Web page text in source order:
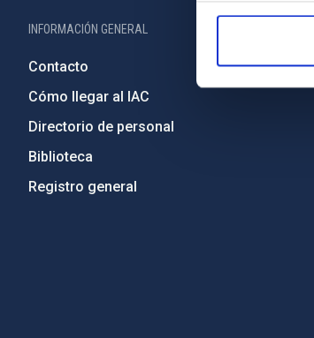
INFORMACIÓN GENERAL
Contacto
Cómo llegar al IAC
Directorio de personal
Biblioteca
Registro general